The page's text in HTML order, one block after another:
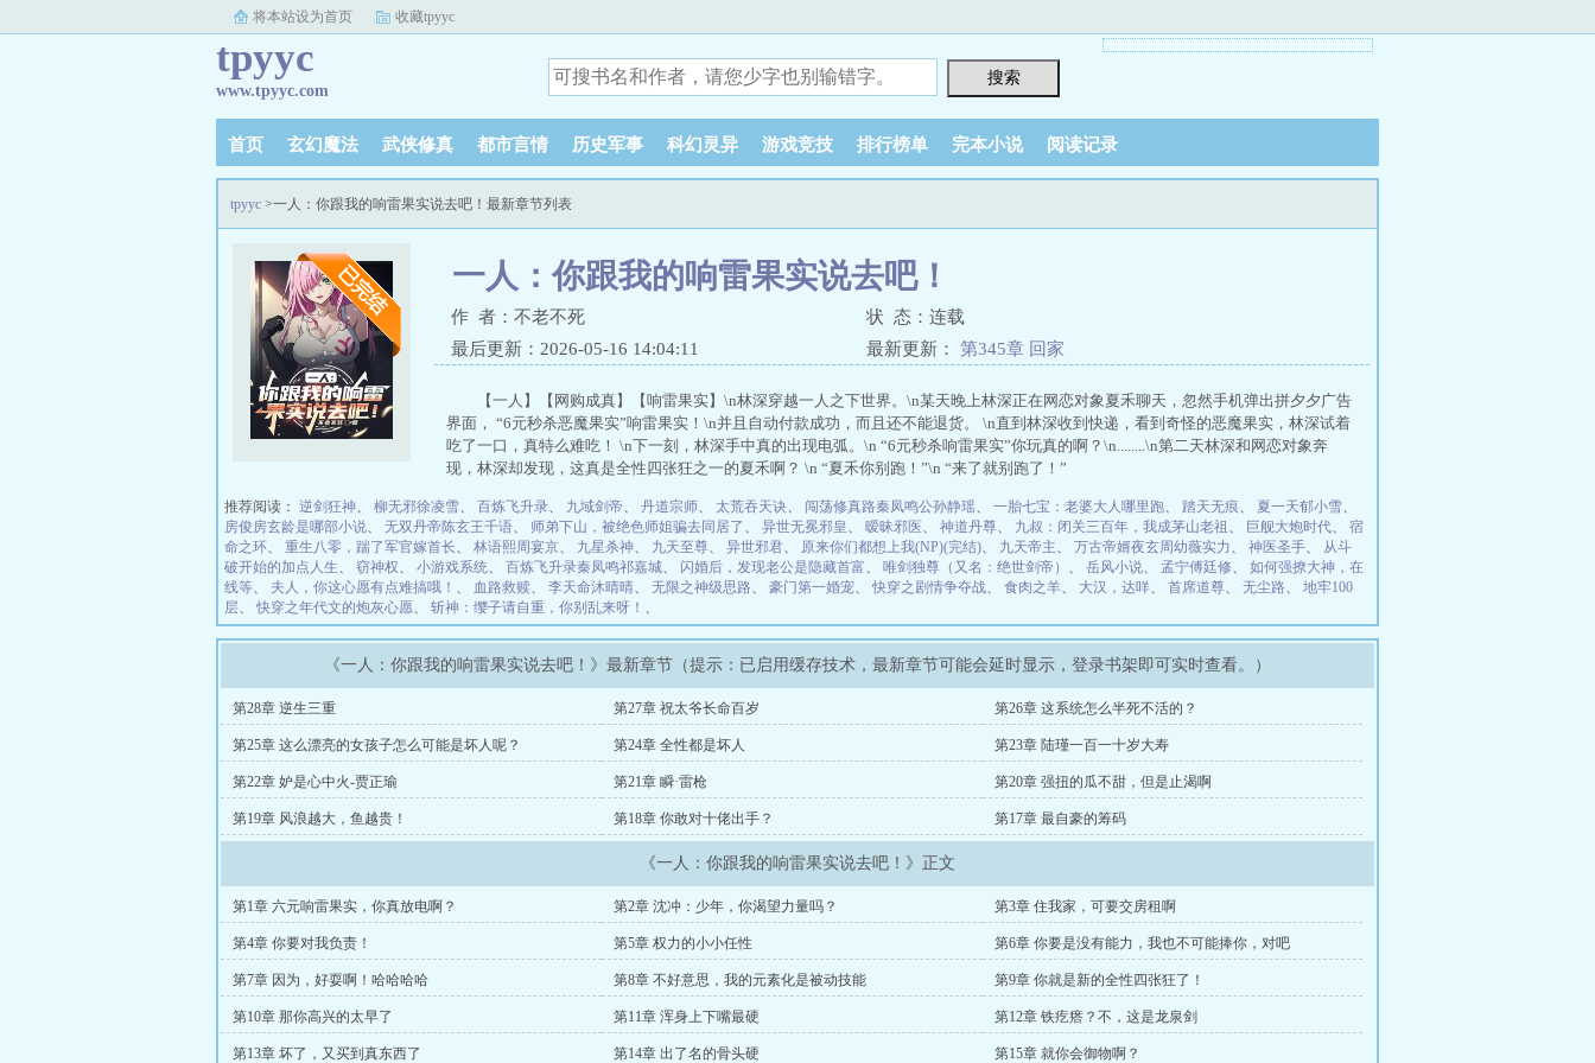
将本站设为首页 收藏tpyyc
tpyyc
www.tpyyc.com
首页 玄幻魔法 武侠修真 都市言情 历史军事 科幻灵异 游戏竞技 排行榜单 完本小说 阅读记录
tpyyc >一人：你跟我的响雷果实说去吧！最新章节列表
一人：你跟我的响雷果实说去吧！
作 者：不老不死
状 态：连载
最后更新：2026-05-16 14:04:11
最新更新： 第345章 回家
【一人】【网购成真】【响雷果实】\n林深穿越一人之下世界。\n某天晚上林深正在网恋对象夏禾聊天，忽然手机弹出拼夕夕广告
界面， “6元秒杀恶魔果实”响雷果实！\n并且自动付款成功，而且还不能退货。 \n直到林深收到快递，看到奇怪的恶魔果实，林深试着
吃了一口，真特么难吃！ \n下一刻，林深手中真的出现电弧。\n “6元秒杀响雷果实”你玩真的啊？\n........\n第二天林深和网恋对象奔
现，林深却发现，这真是全性四张狂之一的夏禾啊？ \n “夏禾你别跑！”\n “来了就别跑了！”
推荐阅读： 逆剑狂神、 柳无邪徐凌雪、 百炼飞升录、 九域剑帝、 丹道宗师、 太荒吞天诀、 闯荡修真路秦凤鸣公孙静瑶、 一胎七宝：老婆大人哪里跑、 踏天无痕、 夏一天郁小雪、
房俊房玄龄是哪部小说、 无双丹帝陈玄王千语、 师弟下山，被绝色师姐骗去同居了 、 异世无冕邪皇、 暧昧邪医、 神道丹尊、 九叔：闭关三百年，我成茅山老祖 、 巨舰大炮时代、 宿
命之环、 重生八零，踹了军官嫁首长、 林语熙周宴京、 九星杀神、 九天至尊、 异世邪君、 原来你们都想上我(NP)(完结)、 九天帝主、 万古帝婿夜玄周幼薇实力 、 神医圣手、 从斗
破开始的加点人生、 窃神权、 小游戏系统、 百炼飞升录秦凤鸣祁嘉城、 闪婚后，发现老公是隐藏首富、 唯剑独尊（又名：绝世剑帝） 、 岳风小说、 孟宁傅廷修、 如何强撩大神，在
线等、 夫人，你这心愿有点难搞哦！ 、 血路救赎、 李天命沐晴晴、 无限之神级思路、 豪门第一婚宠、 快穿之剧情争夺战、 食肉之羊、 大汉，达咩、 首席道尊、 无尘路、 地牢100
层、 快穿之年代文的炮灰心愿、 斩神：缨子请自重，你别乱来呀！ 、
《一人：你跟我的响雷果实说去吧！》最新章节（提示：已启用缓存技术，最新章节可能会延时显示，登录书架即可实时查看。）
第28章 逆生三重 第27章 祝太爷长命百岁 第26章 这系统怎么半死不活的？
第25章 这么漂亮的女孩子怎么可能是坏人呢？ 第24章 全性都是坏人 第23章 陆瑾一百一十岁大寿
第22章 妒是心中火-贾正瑜 第21章 瞬·雷枪 第20章 强扭的瓜不甜，但是止渴啊
第19章 风浪越大，鱼越贵！ 第18章 你敢对十佬出手？ 第17章 最自豪的筹码
《一人：你跟我的响雷果实说去吧！》正文
第1章 六元响雷果实，你真放电啊？ 第2章 沈冲：少年，你渴望力量吗？ 第3章 住我家，可要交房租啊
第4章 你要对我负责！ 第5章 权力的小小任性 第6章 你要是没有能力，我也不可能捧你，对吧
第7章 因为，好耍啊！哈哈哈哈 第8章 不好意思，我的元素化是被动技能 第9章 你就是新的全性四张狂了！
第10章 那你高兴的太早了 第11章 浑身上下嘴最硬 第12章 铁疙瘩？不，这是龙泉剑
第13章 坏了，又买到真东西了 第14章 出了名的骨头硬 第15章 就你会御物啊？